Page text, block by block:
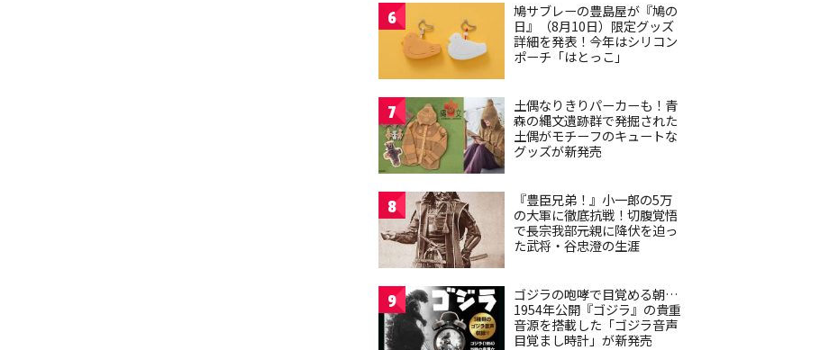
6
鳩サブレーの豊島屋が『鳩の
日』（8月10日）限定グッズ
詳細を発表！今年はシリコン
ポーチ「はとっこ」
7
土偶なりきりパーカーも！青
森の縄文遺跡群で発掘された
土偶がモチーフのキュートな
グッズが新発売
8
『豊臣兄弟！』小一郎の5万
の大軍に徹底抗戦！切腹覚悟
で長宗我部元親に降伏を迫っ
た武将・谷忠澄の生涯
9
ゴジラの咆哮で目覚める朝…
1954年公開『ゴジラ』の貴重
音源を搭載した「ゴジラ音声
目覚まし時計」が新発売